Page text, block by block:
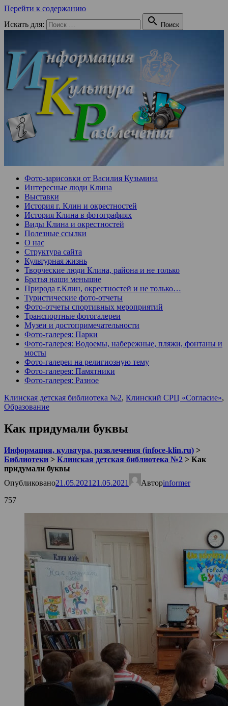
Перейти к содержанию
Искать для:
 Поиск
Фото-зарисовки от Василия Кузьмина
Интересные люди Клина
Выставки
История г. Клин и окрестностей
История Клина в фотографиях
Виды Клина и окрестностей
Полезные ссылки
О нас
Структура сайта
Культурная жизнь
Творческие люди Клина, района и не только
Братья наши меньшие
Природа г.Клин, окрестностей и не только…
Туристические фото-отчеты
Фото-отчеты спортивных мероприятий
Транспортные фотогалереи
Музеи и достопримечательности
Фото-галерея: Парки
Фото-галерея: Водоемы, набережные, пляжи, фонтаны и
мосты
Фото-галереи на религиозную тему
Фото-галерея: Памятники
Фото-галерея: Разное
Клинская детская библиотека №2, Клинский СРЦ «Согласие»,
Образование
Как придумали буквы
Информация, культура, развлечения (infoce-klin.ru) >
Библиотеки > Клинская детская библиотека №2 > Как
придумали буквы
Опубликовано21.05.2021 21.05.2021 Авторinformer
757